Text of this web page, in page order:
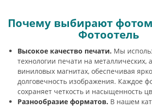
Почему выбирают
Фотоотель
Высокое качество печати. Мы
технологии печати на металлических,
виниловых магнитах, обеспечивая
долговечность изображения. Каждое
сохраняет четкость и насыщенность
Разнообразие форматов. В нашем